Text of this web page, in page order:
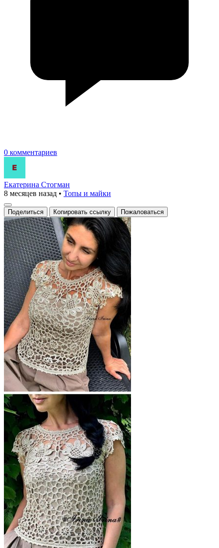
0 комментариев
Екатерина Стогман
8 месяцев назад • Топы и майки
Поделиться Копировать ссылку Пожаловаться